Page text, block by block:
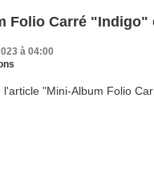
Folio Carré "Indigo"
à 04:00